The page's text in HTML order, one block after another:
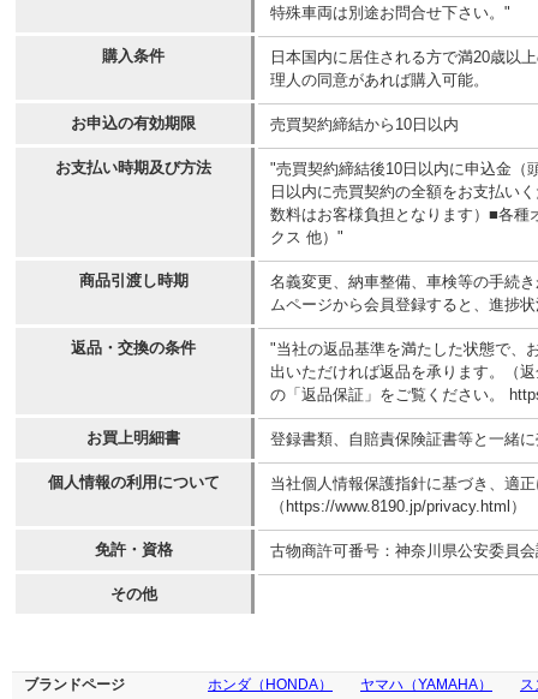
特殊車両は別途お問合せ下さい。"
購入条件
日本国内に居住される方で満20歳以
理人の同意があれば購入可能。
お申込の有効期限 売買契約締結から10日以内
お支払い時期及び方法
"売買契約締結後10日以内に申込金（
日以内に売買契約の全額をお支払い
数料はお客様負担となります）■各
クス 他）"
商品引渡し時期
名義変更、納車整備、車検等の手続
ムページから会員登録すると、進捗
返品・交換の条件
"当社の返品基準を満たした状態で、
出いただければ返品を承ります。（
の「返品保証」をご覧ください。
お買上明細書 登録書類、自賠責保険証書等と一緒
個人情報の利用について
当社個人情報保護指針に基づき、適
（https://www.8190.jp/privacy.html）
免許・資格 古物商許可番号：神奈川県公安委員
その他
ブランドページ ホンダ（HONDA） ヤマハ（YAMAHA）
ス